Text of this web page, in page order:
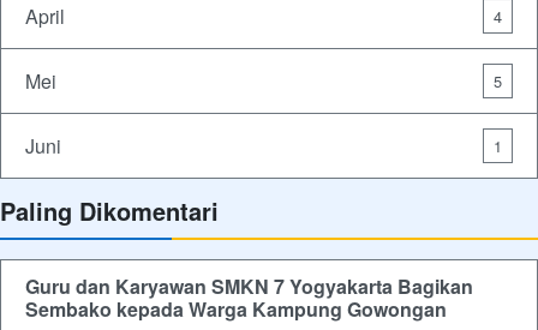
April 4
Mei 5
Juni 1
Paling Dikomentari
Guru dan Karyawan SMKN 7 Yogyakarta Bagikan
Sembako kepada Warga Kampung Gowongan